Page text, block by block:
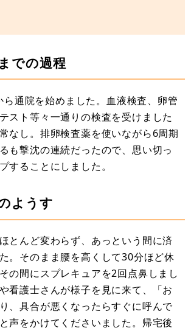
での過程
通院を始めました。血液検査、卵管
スト等々一通りの検査を受けました
なし。排卵検査薬を使いながら6周期
も撃沈の連続だったので、思い切っ
することにしました。
ようす
とんど変わらず、あっという間に済
。そのまま腰を高くして30分ほど休
の間にスプレキュアを2回点鼻しまし
看護士さんが様子を見に来て、「お
、具合が悪くなったらすぐに呼んで
声をかけてくださいました。帰宅後